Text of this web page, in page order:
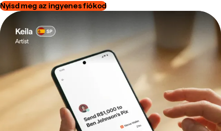
Nyisd meg az ingyenes fiókod